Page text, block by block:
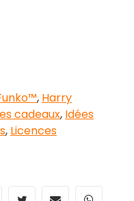
, Harry
cadeaux, Idées
, Licences